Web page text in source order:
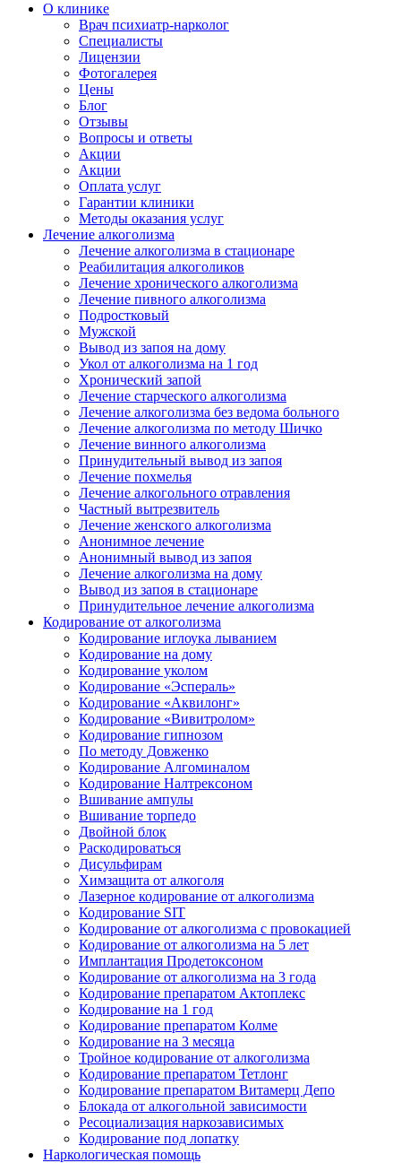
О клинике
Врач психиатр-нарколог
Специалисты
Лицензии
Фотогалерея
Цены
Блог
Отзывы
Вопросы и ответы
Акции
Акции
Оплата услуг
Гарантии клиники
Методы оказания услуг
Лечение алкоголизма
Лечение алкоголизма в стационаре
Реабилитация алкоголиков
Лечение хронического алкоголизма
Лечение пивного алкоголизма
Подростковый
Мужской
Вывод из запоя на дому
Укол от алкоголизма на 1 год
Хронический запой
Лечение старческого алкоголизма
Лечение алкоголизма без ведома больного
Лечение алкоголизма по методу Шичко
Лечение винного алкоголизма
Принудительный вывод из запоя
Лечение похмелья
Лечение алкогольного отравления
Частный вытрезвитель
Лечение женского алкоголизма
Анонимное лечение
Анонимный вывод из запоя
Лечение алкоголизма на дому
Вывод из запоя в стационаре
Принудительное лечение алкоголизма
Кодирование от алкоголизма
Кодирование иглоука лыванием
Кодирование на дому
Кодирование уколом
Кодирование «Эспераль»
Кодирование «Аквилонг»
Кодирование «Вивитролом»
Кодирование гипнозом
По методу Довженко
Кодирование Алгоминалом
Кодирование Налтрексоном
Вшивание ампулы
Вшивание торпедо
Двойной блок
Раскодироваться
Дисульфирам
Химзащита от алкоголя
Лазерное кодирование от алкоголизма
Кодирование SIT
Кодирование от алкоголизма с провокацией
Кодирование от алкоголизма на 5 лет
Имплантация Продетоксоном
Кодирование от алкоголизма на 3 года
Кодирование препаратом Актоплекс
Кодирование на 1 год
Кодирование препаратом Колме
Кодирование на 3 месяца
Тройное кодирование от алкоголизма
Кодирование препаратом Тетлонг
Кодирование препаратом Витамерц Депо
Блокада от алкогольной зависимости
Ресоциализация наркозависимых
Кодирование под лопатку
Наркологическая помощь